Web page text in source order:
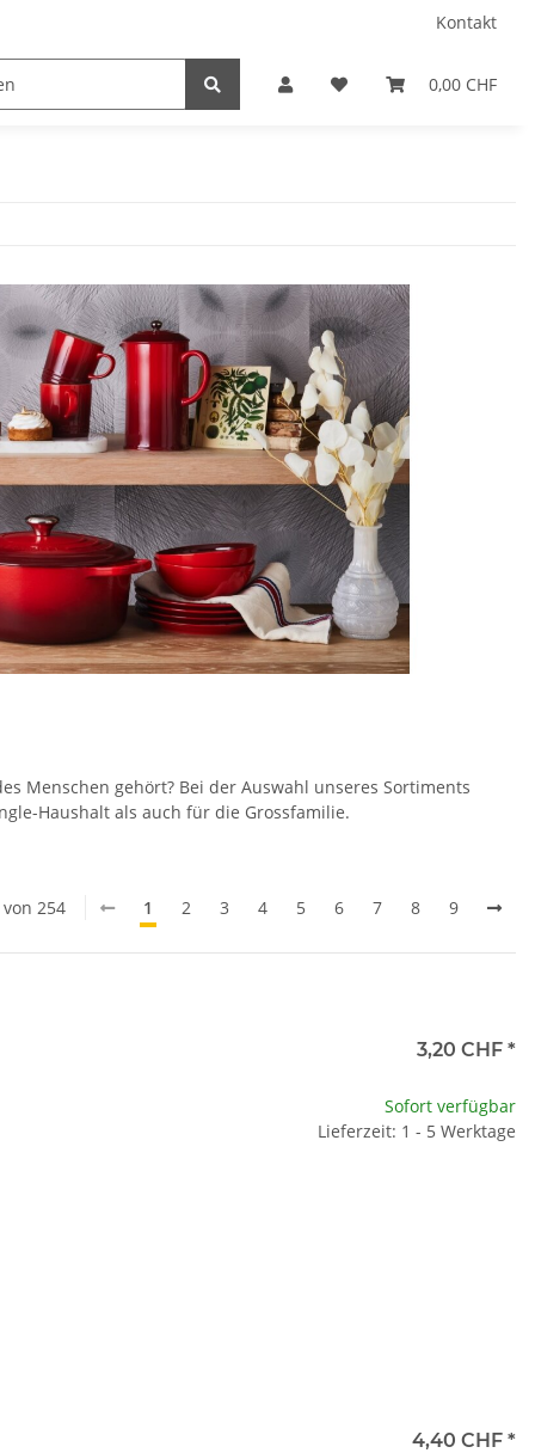
Kontakt
0,00 CHF
Menschen gehört? Bei der Auswahl unseres Sortiments
Haushalt als auch für die Grossfamilie.
254 1 2 3 4 5 6 7 8 9
3,20 CHF *
Sofort verfügbar
Lieferzeit: 1 - 5 Werktage
4,40 CHF *